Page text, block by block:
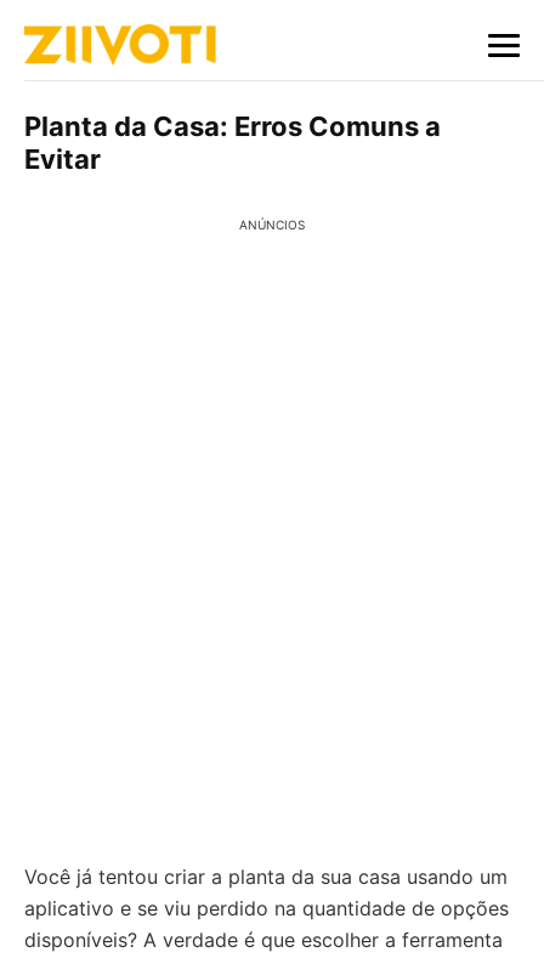
Planta da Casa: Erros Comuns a
Evitar
ANÚNCIOS
Você já tentou criar a planta da sua casa usando um
aplicativo e se viu perdido na quantidade de opções
disponíveis? A verdade é que escolher a ferramenta